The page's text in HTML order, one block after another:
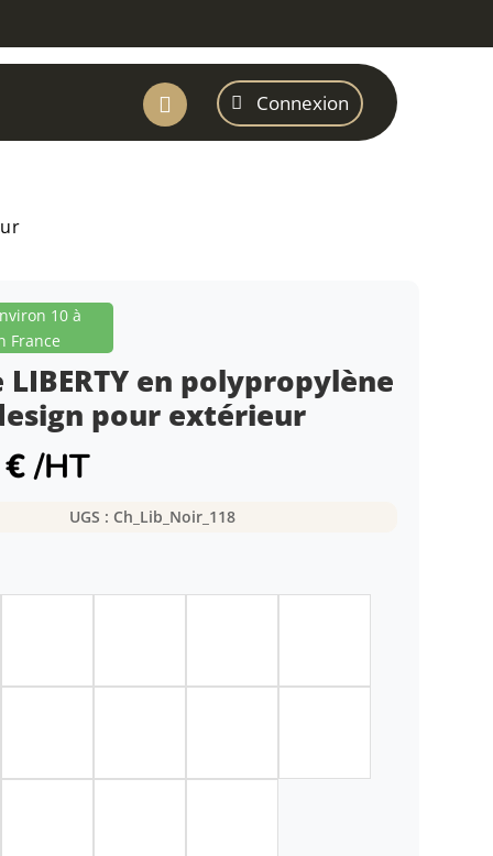
 Connexion
10 à
France
LIBERTY en polypropylène
pour extérieur
€/HT
UGS : Ch_Lib_Noir_118